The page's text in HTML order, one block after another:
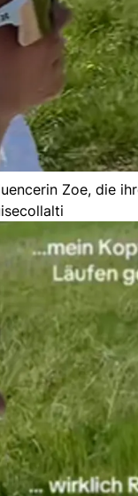
Zoe, die